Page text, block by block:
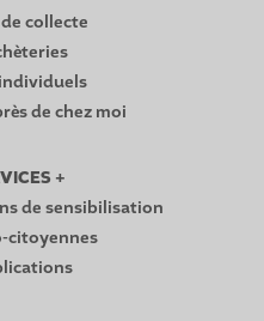
collecte
de chez moi
+
de sensibilisation
citoyennes